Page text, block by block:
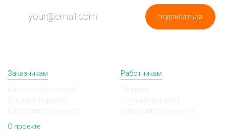
подписаться
Заказчикам
Работникам
О проекте